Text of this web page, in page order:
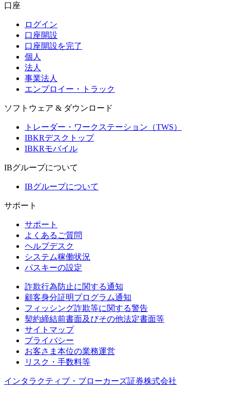
口座
ログイン
口座開設
口座開設を完了
個人
法人
事業法人
エンプロイー・トラック
ソフトウェア & ダウンロード
トレーダー・ワークステーション（TWS）
IBKRデスクトップ
IBKRモバイル
IBグループについて
IBグループについて
サポート
サポート
よくあるご質問
ヘルプデスク
システム稼働状況
パスキーの設定
詐欺行為防止に関する通知
顧客身分証明プログラム通知
フィッシング詐欺等に関する警告
契約締結前書面及びその他法定書面等
サイトマップ
プライバシー
お客さま本位の業務運営
リスク・手数料等
インタラクティブ・ブローカーズ証券株式会社